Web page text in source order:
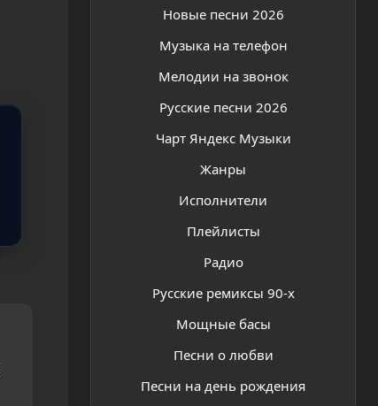
Новые песни 2026
Музыка на телефон
Мелодии на звонок
Русские песни 2026
Чарт Яндекс Музыки
Жанры
Исполнители
Плейлисты
Радио
Русские ремиксы 90-х
Мощные басы
Песни о любви
Песни на день рождения